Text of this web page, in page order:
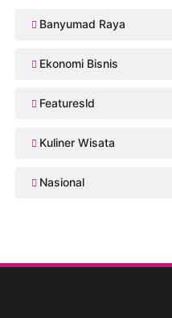
Banyumad Raya
Ekonomi Bisnis
Featuresld
Kuliner Wisata
Nasional